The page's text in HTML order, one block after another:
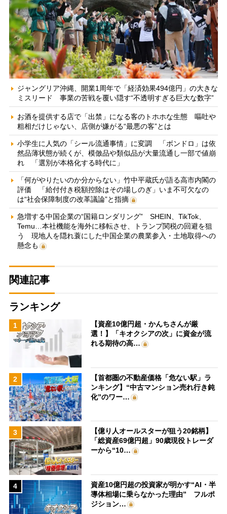
ジャングリア沖縄、開業1周年で「経済効果494億円」の大きな
ミスリード 事業の苦戦を覆い隠す“不透明すぎる巨大な数字”
お酒を提供する店で「出禁」になる客のトホホな生態 嘔吐や
粗相だけじゃない、店側が嫌がる“最悪の客”とは
小学生に人気の「シール流通事情」に変調 「ボンドロ」は依
然品薄状態が続くが、模倣品や類似品が大量流通し一部で値崩
れ 「選別が本格化する時代に」
「何がやりたいのか分からない」竹中平蔵氏が語る高市内閣の
評価 「給付付き税額控除はその場しのぎ」いま不可欠なの
は“社会保障制度の改革議論”と指摘
急増する中国企業の“国籍ロンダリング” SHEIN、TikTok、
Temu…本社機能を海外に移転させ、トランプ関税の回避を狙
う 現地人を隠れ蓑にした中国企業の農業参入・土地取得への
懸念も
関連記事
ランキング
1
【資産10億円超・かんちさんが厳
選！】「キオクシアの次」に資金が流
れる期待の高…
2
【首都圏の不動産価格「危ない駅」ラ
ンキング】“中古マンション売れ行き鈍
化”のワー…
3
【億り人オールスターが狙う20銘柄】
「総資産69億円超」90歳現役トレーダ
ーから“10…
4
資産10億円超の投資家が明かす“AI・半
導体相場に乗らなかった理由” フルポ
ジション…